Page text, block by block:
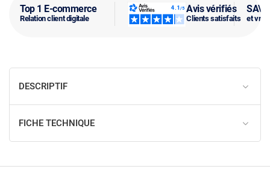
Top 1 E-commerce
Relation client digitale
Avis vérifiés
Clients satisfaits
SAV
et
DESCRIPTIF
FICHE TECHNIQUE